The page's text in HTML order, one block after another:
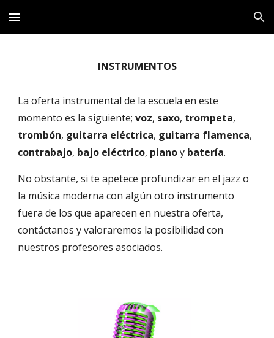
Skip to main content Skip to navigation
INSTRUMENTOS
La oferta instrumental de la escuela en este
momento es la siguiente; voz, saxo, trompeta
trombón, guitarra eléctrica, guitarra flamenca
contrabajo, bajo eléctrico, piano y batería.
No obstante, si te apetece profundizar en el jazz o
la música moderna con algún otro instrumento
fuera de los que aparecen en nuestra oferta,
contáctanos y valoraremos la posibilidad con
nuestros profesores asociados.